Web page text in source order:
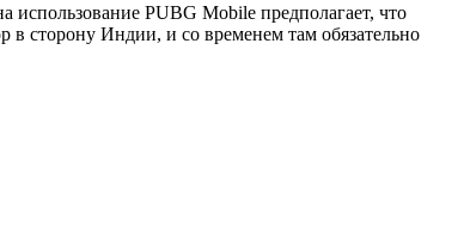
PUBG Mobile предполагает, что
в сторону Индии, и со временем там обязательно